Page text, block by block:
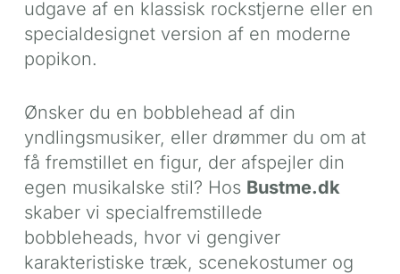
udgave af en klassisk rockstjerne eller en
specialdesignet version af en moderne
popikon.
Ønsker du en bobblehead af din
yndlingsmusiker, eller drømmer du om at
få fremstillet en figur, der afspejler din
egen musikalske stil? Hos Bustme.dk
skaber vi specialfremstillede
bobbleheads, hvor vi gengiver
karakteristiske træk, scenekostumer og